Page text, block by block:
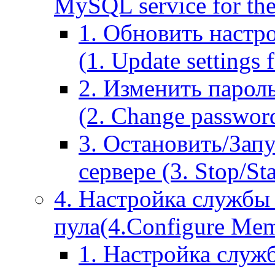
1. Обновить
(1. Update settings
2. Изменить
(2. Change
3. Остановить/
сервере (3. Stop/
4. Настройка
пула(4.Configure
1. Настройка